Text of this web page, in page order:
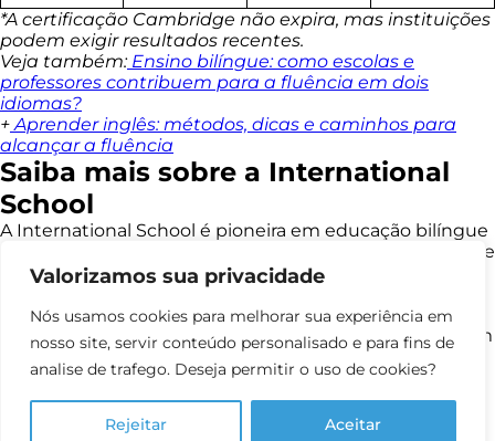
Valorizamos sua privacidade
Nós usamos cookies para melhorar sua experiência em
nosso site, servir conteúdo personalisado e para fins de
analise de trafego. Deseja permitir o uso de cookies?
Rejeitar Aceitar
*A certificação Cambridge não expira, mas instituições
podem exigir resultados recentes.
Veja também: Ensino bilíngue: como escolas e
professores contribuem para a fluência em dois
idiomas?
+ Aprender inglês: métodos, dicas e caminhos para
alcançar a fluência
Saiba mais sobre a International
School
A International School é pioneira em educação bilíngue
no Brasil. Desde 2009, desenvolve soluções inovadoras e
eficazes para o ensino do inglês, sempre alinhadas à
realidade das escolas brasileiras e às necessidades dos
alunos.
Com mais de 15 anos de história, estamos presentes em
todo o Brasil, levando nossa metodologia a instituições
de ensino de mais de 220 cidades.
Quer entender melhor como funciona o programa e
quais benefícios ele pode trazer para sua escola?